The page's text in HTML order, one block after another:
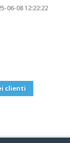
tickets
clienti